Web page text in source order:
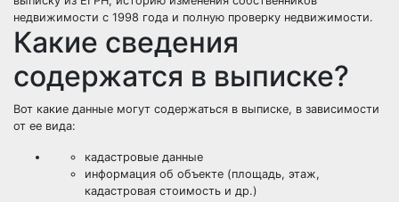
недвижимости с 1998 года и полную проверку недвижимости.
Какие сведения
содержатся в выписке?
Вот какие данные могут содержаться в выписке, в зависимости
от ее вида:
кадастровые данные
информация об объекте (площадь, этаж,
кадастровая стоимость и др.)